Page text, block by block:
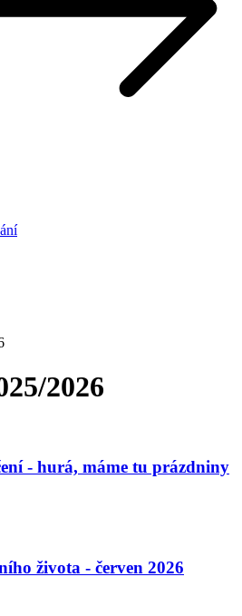
2026
- hurá, máme tu prázdniny
života - červen 2026